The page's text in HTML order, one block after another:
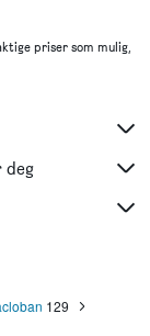
priser som mulig,
deg
129